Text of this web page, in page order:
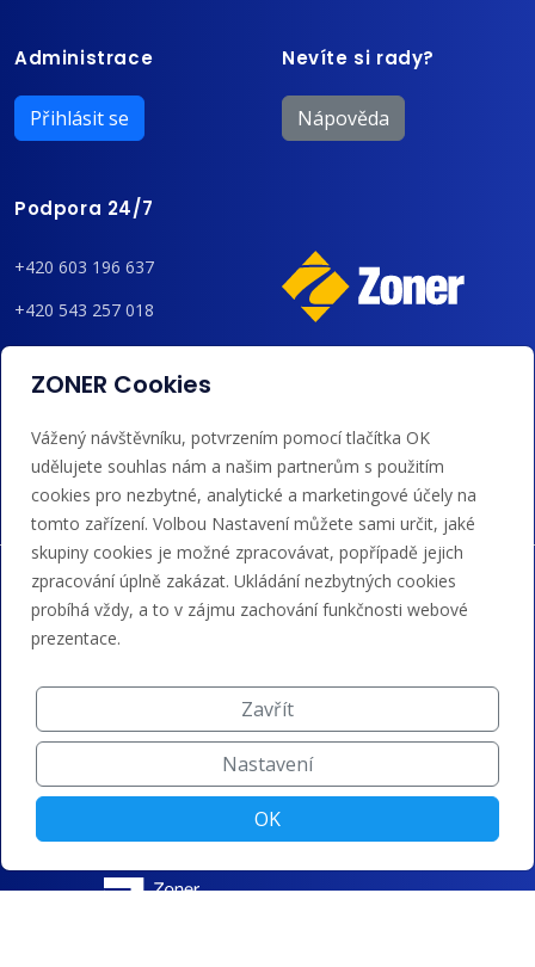
Administrace
Přihlásit se
Nevíte si rady?
Nápověda
Podpora 24/7
+420 603 196 637
+420 543 257 018
admin@regzone.cz
Akceptujeme platby kartou, Google/Apple Pay,
bankovním převodem a kreditem.
ZONER Cookies
Vážený návštěvníku, potvrzením pomocí tlačítka OK
udělujete souhlas nám a našim partnerům s použitím
cookies pro nezbytné, analytické a marketingové účely na
tomto zařízení. Volbou Nastavení můžete sami určit, jaké
skupiny cookies je možné zpracovávat, popřípadě jejich
zpracování úplně zakázat. Ukládání nezbytných cookies
probíhá vždy, a to v zájmu zachování funkčnosti webové
prezentace.
Zavřít
Nastavení
OK